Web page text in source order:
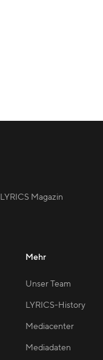
LYRICS Magazin
Mehr
Unser Team
LYRICS-History
Mediacenter
Mediadaten